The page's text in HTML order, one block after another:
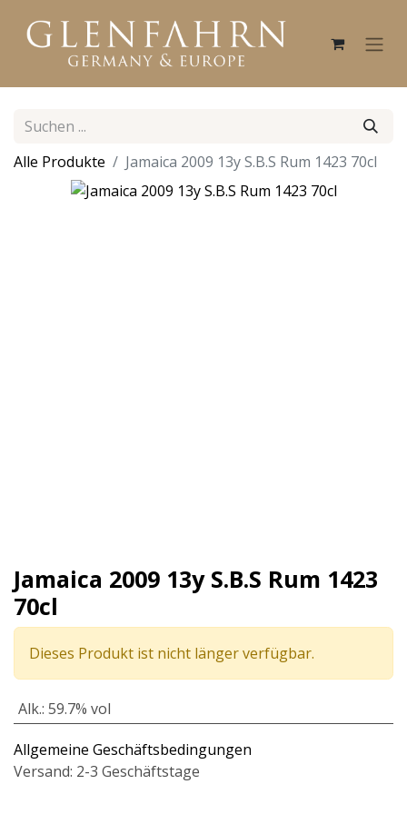
Alle Produkte Jamaica 2009 13y S.B.S Rum 1423 70cl
Jamaica 2009 13y S.B.S Rum 1423
70cl
Dieses Produkt ist nicht länger verfügbar.
Alk.: 59.7% vol
Allgemeine Geschäftsbedingungen
Versand: 2-3 Geschäftstage